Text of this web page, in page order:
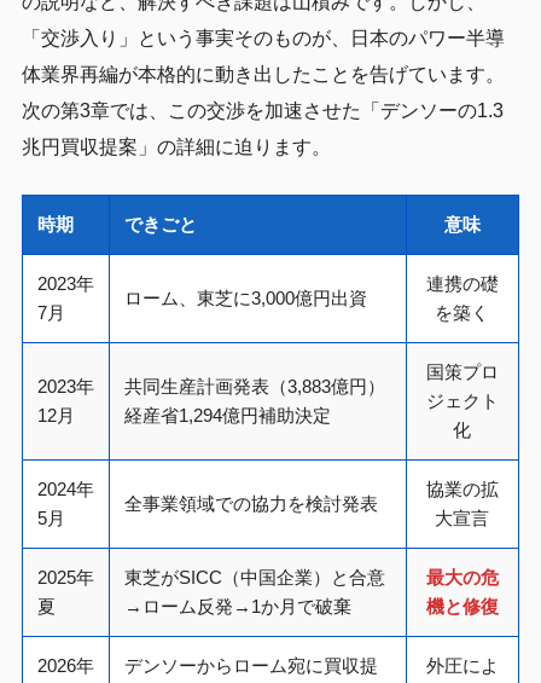
「交渉入り」という事実そのものが、日本のパワー半導
体業界再編が本格的に動き出したことを告げています。
次の第3章では、この交渉を加速させた「デンソーの1.3
兆円買収提案」の詳細に迫ります。
時期 できごと 意味
2023年
7月
ローム、東芝に3,000億円出資
連携の礎
を築く
2023年
12月
共同生産計画発表（3,883億円）
経産省1,294億円補助決定
国策プロ
ジェクト
化
2024年
5月
全事業領域での協力を検討発表
協業の拡
大宣言
2025年
夏
東芝がSICC（中国企業）と合意
→ローム反発→1か月で破棄
最大の危
機と修復
2026年
デンソーからローム宛に買収提
外圧によ